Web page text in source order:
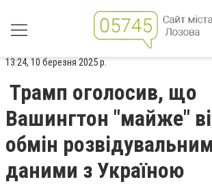
13:24, 10 березня 2025 р.
Трамп оголосив, що
Вашингтон "майже"
обмін
даними з Україною